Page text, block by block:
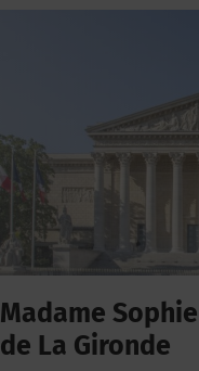
Madame
de La Gironde